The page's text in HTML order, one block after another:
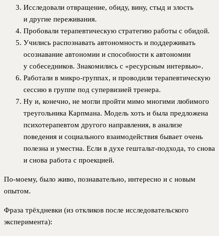
Исследовали отвращение, обиду, вину, стыд и злость
и другие переживания.
Пробовали терапевтическую стратегию работы с обидой.
Учились распознавать автономность и поддерживать
осознавание автономии и способности к автономии
у собеседников. Знакомились с «ресурсным интервью».
Работали в микро-группах, и проводили терапевтическую
сессию в группе под супервизией тренера.
Ну и, конечно, не могли пройти мимо многими любимого
треугольника Карпмана. Модель хоть и была предложена
психотерапевтом другого направления, в анализе
поведения и социального взаимодействия бывает очень
полезна и уместна. Если в духе гештальт-подхода, то снова
и снова работа с проекцией.
По-моему, было живо, познавательно, интересно и с новым
опытом.
Фраза трёхдневки (из откликов после исследовательского
эксперимента):